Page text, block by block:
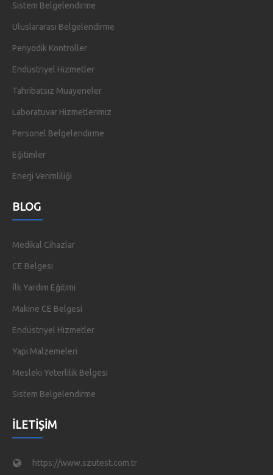
Sistem Belgelendirme
Uluslararası Belgelendirme
Periyodik Kontroller
Endüstriyel Hizmetler
Tahribatsız Muayeneler
Laboratuvar Hizmetlerimiz
Personel Belgelendirme
Eğitimler
Enerji Verimliliği
BLOG
Medikal Cihazlar
CE Belgesi
İlk Yardım Eğitimi
Makine CE Belgesi
Endüstriyel Hizmetler
Yapı Malzemeleri
Mesleki Yeterlilik Belgesi
Sistem Belgelendirme
İLETIŞIM
https://www.szutest.com.tr